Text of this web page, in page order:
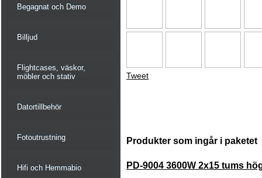
Begagnat och Demo
Billjud
Flightcases, väskor,
möbler och stativ
Datortillbehör
Fotoutrustning
Hifi och Hemmabio
Tweet
Produkter som ingår i paketet
PD-9004 3600W 2x15 tums